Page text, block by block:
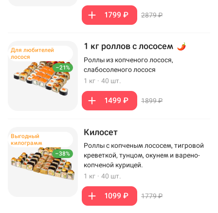
1799 ₽ 2879 ₽
–21%
Для любителей
лосося
1 кг роллов с лососем
Роллы из копченого лосося,
слабосоленого лосося
1 кг · 40 шт.
1499 ₽ 1899 ₽
–38%
Выгодный
килограмм
Килосет
Роллы с копченым лососем, тигровой
креветкой, тунцом, окунем и варено-
копченой курицей.
1 кг · 40 шт.
1099 ₽ 1779 ₽